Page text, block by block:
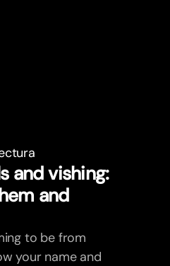
and vishing:
and
to be from
your name and